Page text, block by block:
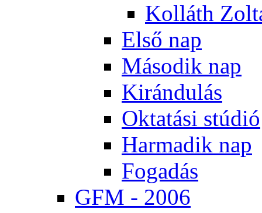
Kol­láth
El­ső nap
Má­so­dik nap
Ki­rán­du­lás
Ok­ta­tá­si stú­dió
Har­ma­dik nap
Fo­ga­dás
GFM - 2006